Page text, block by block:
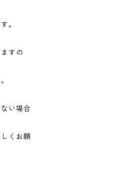
。
すの
い場合
くお願